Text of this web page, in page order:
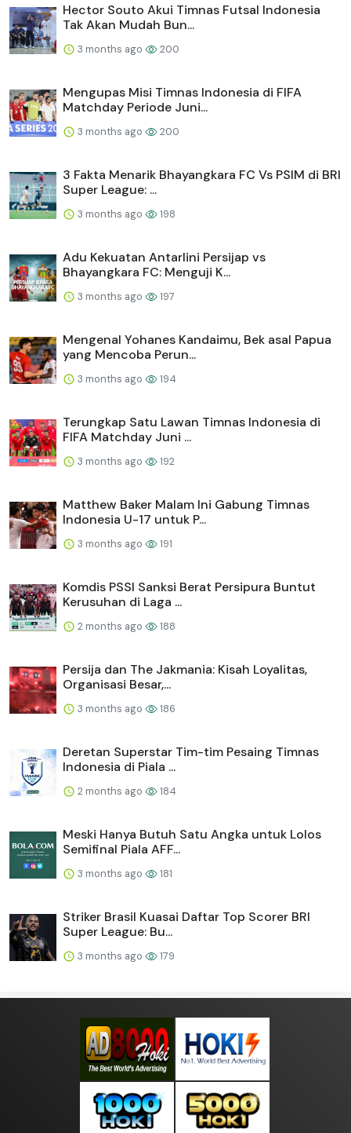
Hector Souto Akui Timnas Futsal Indonesia
Tak Akan Mudah Bun...
3 months ago 200
Mengupas Misi Timnas Indonesia di FIFA
Matchday Periode Juni...
3 months ago 200
3 Fakta Menarik Bhayangkara FC Vs PSIM di BRI
Super League: ...
3 months ago 198
Adu Kekuatan Antarlini Persijap vs
Bhayangkara FC: Menguji K...
3 months ago 197
Mengenal Yohanes Kandaimu, Bek asal Papua
yang Mencoba Perun...
3 months ago 194
Terungkap Satu Lawan Timnas Indonesia di
FIFA Matchday Juni ...
3 months ago 192
Matthew Baker Malam Ini Gabung Timnas
Indonesia U-17 untuk P...
3 months ago 191
Komdis PSSI Sanksi Berat Persipura Buntut
Kerusuhan di Laga ...
2 months ago 188
Persija dan The Jakmania: Kisah Loyalitas,
Organisasi Besar,...
3 months ago 186
Deretan Superstar Tim-tim Pesaing Timnas
Indonesia di Piala ...
2 months ago 184
Meski Hanya Butuh Satu Angka untuk Lolos
Semifinal Piala AFF...
3 months ago 181
Striker Brasil Kuasai Daftar Top Scorer BRI
Super League: Bu...
3 months ago 179